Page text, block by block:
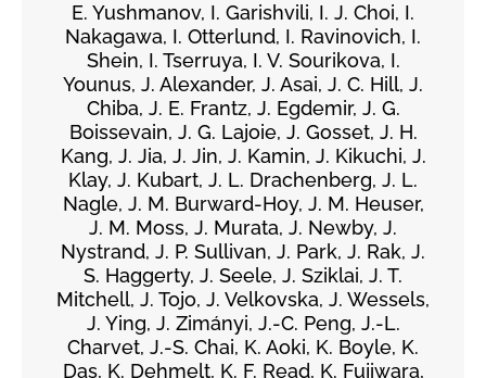
E. Yushmanov, I. Garishvili, I. J. Choi, I.
Nakagawa, I. Otterlund, I. Ravinovich, I.
Shein, I. Tserruya, I. V. Sourikova, I.
Younus, J. Alexander, J. Asai, J. C. Hill, J.
Chiba, J. E. Frantz, J. Egdemir, J. G.
Boissevain, J. G. Lajoie, J. Gosset, J. H.
Kang, J. Jia, J. Jin, J. Kamin, J. Kikuchi, J.
Klay, J. Kubart, J. L. Drachenberg, J. L.
Nagle, J. M. Burward-Hoy, J. M. Heuser,
J. M. Moss, J. Murata, J. Newby, J.
Nystrand, J. P. Sullivan, J. Park, J. Rak, J.
S. Haggerty, J. Seele, J. Sziklai, J. T.
Mitchell, J. Tojo, J. Velkovska, J. Wessels,
J. Ying, J. Zimányi, J.-C. Peng, J.-L.
Charvet, J.-S. Chai, K. Aoki, K. Boyle, K.
Das, K. Dehmelt, K. F. Read, K. Fujiwara,